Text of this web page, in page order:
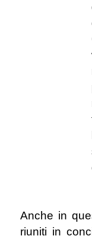
Anche in
riuniti in